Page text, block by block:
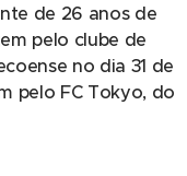
de 26 anos de
pelo clube de
no dia 31 de
pelo FC Tokyo, do